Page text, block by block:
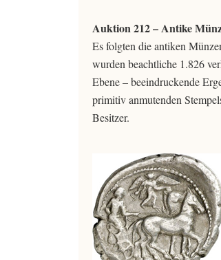
Auktion 212 – Antike
Es folgten die antiken
wurden beachtliche 1.826
Ebene – beeindruckende
primitiv anmutenden
Besitzer.